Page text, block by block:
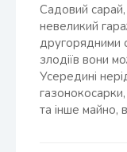
Садовий
невеликий
другорядними
злодіїв вони
Усередині
та інше майно,